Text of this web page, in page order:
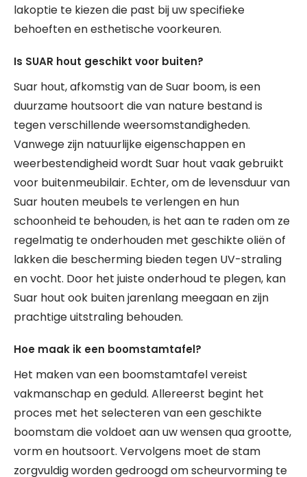
lakoptie te kiezen die past bij uw specifieke
behoeften en esthetische voorkeuren.
Is SUAR hout geschikt voor buiten?
Suar hout, afkomstig van de Suar boom, is een
duurzame houtsoort die van nature bestand is
tegen verschillende weersomstandigheden.
Vanwege zijn natuurlijke eigenschappen en
weerbestendigheid wordt Suar hout vaak gebruikt
voor buitenmeubilair. Echter, om de levensduur van
Suar houten meubels te verlengen en hun
schoonheid te behouden, is het aan te raden om ze
regelmatig te onderhouden met geschikte oliën of
lakken die bescherming bieden tegen UV-straling
en vocht. Door het juiste onderhoud te plegen, kan
Suar hout ook buiten jarenlang meegaan en zijn
prachtige uitstraling behouden.
Hoe maak ik een boomstamtafel?
Het maken van een boomstamtafel vereist
vakmanschap en geduld. Allereerst begint het
proces met het selecteren van een geschikte
boomstam die voldoet aan uw wensen qua grootte,
vorm en houtsoort. Vervolgens moet de stam
zorgvuldig worden gedroogd om scheurvorming te